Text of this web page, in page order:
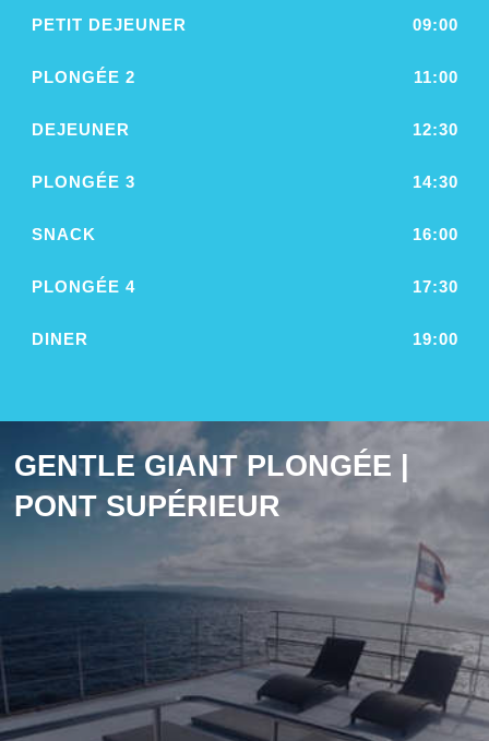
PETIT DEJEUNER 09:00
PLONGÉE 2 11:00
DEJEUNER 12:30
PLONGÉE 3 14:30
SNACK 16:00
PLONGÉE 4 17:30
DINER 19:00
GENTLE GIANT PLONGÉE |
PONT SUPÉRIEUR